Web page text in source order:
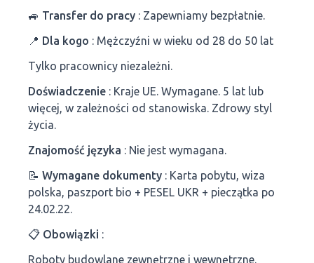
🚙 Transfer do pracy : Zapewniamy bezpłatnie.
📍 Dla kogo : Mężczyźni w wieku od 28 do 50 lat
Tylko pracownicy niezależni.
Doświadczenie : Kraje UE. Wymagane. 5 lat lub
więcej, w zależności od stanowiska. Zdrowy styl
życia.
Znajomość języka : Nie jest wymagana.
📝 Wymagane dokumenty : Karta pobytu, wiza
polska, paszport bio + PESEL UKR + pieczątka po
24.02.22.
📋 Obowiązki :
Roboty budowlane zewnętrzne i wewnętrzne.